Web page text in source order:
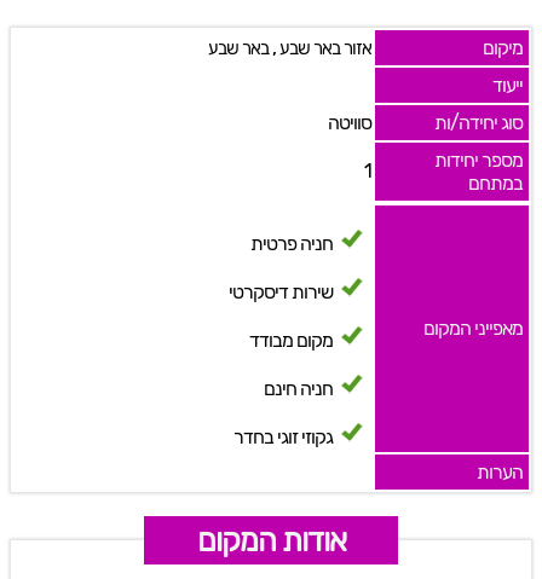
מיקום אזור באר שבע,באר שבע
ייעוד
סוג יחידה/ות
סוויטה
מספר יחידות
במתחם
1
מאפייני המקום
חניה פרטית
שירות דיסקרטי
מקום מבודד
חניה חינם
גקוזי זוגי בחדר
הערות
אודות המקום